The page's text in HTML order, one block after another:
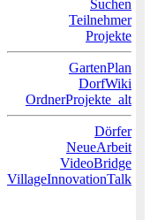
Suchen
Teilnehmer
Projekte
GartenPlan
DorfWiki
OrdnerProjekte_alt
Dörfer
NeueArbeit
VideoBridge
VillageInnovationTalk